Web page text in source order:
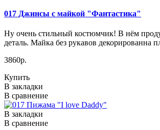
017 Джинсы с майкой "Фантастика"
Ну очень стильный костюмчик! В нём
деталь. Майка без рукавов декорированна
3860р.
Купить
В закладки
В сравнение
В закладки
В сравнение